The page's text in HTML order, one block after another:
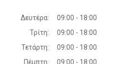
Δευτέρα:
09:00 - 18:00
Τρίτη:
09:00 - 18:00
Τετάρτη:
09:00 - 18:00
Πέμπτη:
09:00 - 18:00